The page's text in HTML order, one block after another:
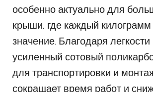
особенно актуально для
крыши, где каждый
значение. Благодаря
усиленный сотовый
для транспортировки и
сокращает время работ и